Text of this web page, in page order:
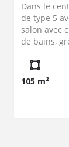
Dans le
de type 5
salon avec
de bains,
105 m²